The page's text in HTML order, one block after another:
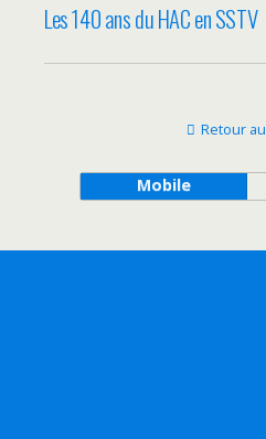
Les 140 ans du HAC en SSTV
Retour
Mobile